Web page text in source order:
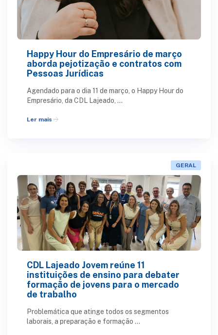
Happy Hour do Empresário de março
aborda pejotização e contratos com
Pessoas Jurídicas
Agendado para o dia 11 de março, o Happy Hour do
Empresário, da CDL Lajeado, ...
Ler mais arrow_forward
GERAL
CDL Lajeado Jovem reúne 11
instituições de ensino para debater
formação de jovens para o mercado
de trabalho
Problemática que atinge todos os segmentos
laborais, a preparação e formação ...